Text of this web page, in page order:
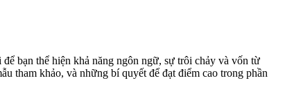
bạn thể hiện khả năng ngôn ngữ, sự trôi chảy và vốn từ
tham khảo, và những bí quyết để đạt điểm cao trong phần